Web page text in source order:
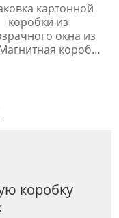
картонной
коробки из
окна из
коробка
коробку